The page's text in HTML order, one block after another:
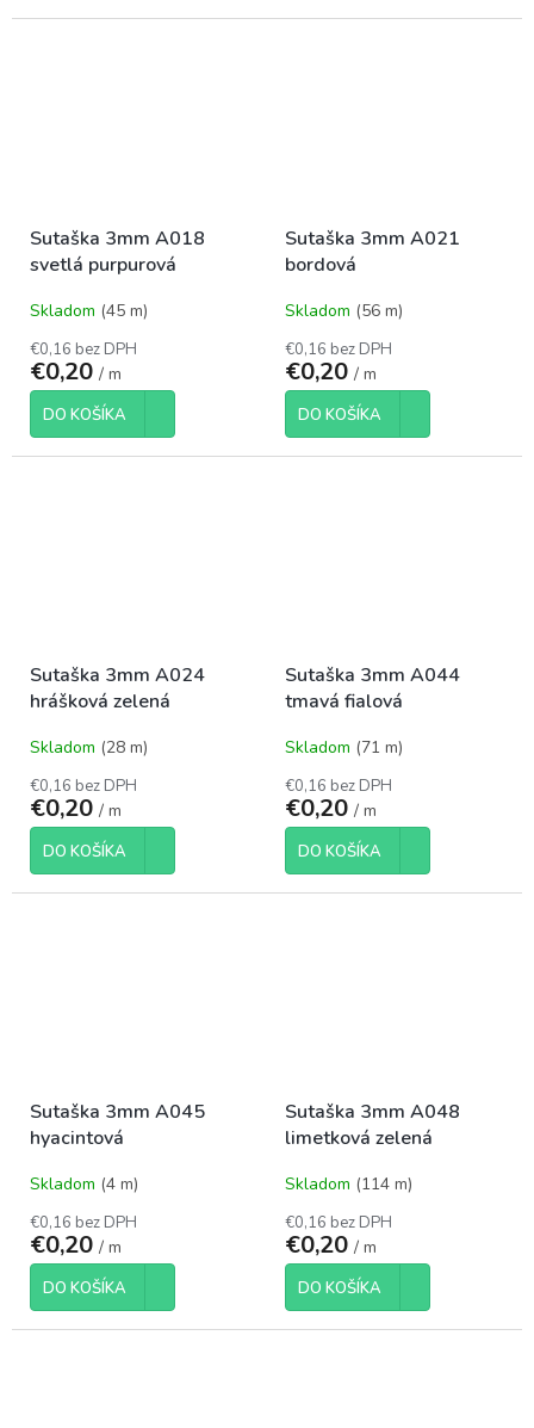
Sutaška 3mm A018
svetlá purpurová
Skladom (45 m)
€0,16 bez DPH
€0,20 / m
DO KOŠÍKA
Sutaška 3mm A021
bordová
Skladom (56 m)
€0,16 bez DPH
€0,20 / m
DO KOŠÍKA
Sutaška 3mm A024
hrášková zelená
Skladom (28 m)
€0,16 bez DPH
€0,20 / m
DO KOŠÍKA
Sutaška 3mm A044
tmavá fialová
Skladom (71 m)
€0,16 bez DPH
€0,20 / m
DO KOŠÍKA
Sutaška 3mm A045
hyacintová
Skladom (4 m)
€0,16 bez DPH
€0,20 / m
DO KOŠÍKA
Sutaška 3mm A048
limetková zelená
Skladom (114 m)
€0,16 bez DPH
€0,20 / m
DO KOŠÍKA